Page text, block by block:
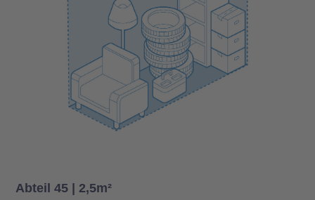
Abteil 45 | 2,5m²